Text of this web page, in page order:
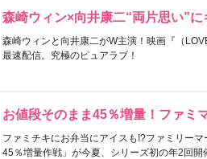
森崎ウィン×向井康二“両片思い”
森崎ウィンと向井康二がW主演！映画『（
最速配信。究極のピュアラブ！
お値段そのまま45％増量！ファミ
ファミチキにお弁当にアイスも!?ファミリー
45％増量作戦」が今夏、シリーズ初の年2回開